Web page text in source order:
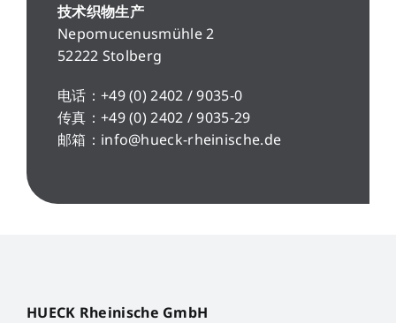
技术织物生产
Nepomucenusmühle 2
52222 Stolberg
电话：+49 (0) 2402 / 9035-0
传真：+49 (0) 2402 / 9035-29
邮箱：info@hueck-rheinische.de
HUECK Rheinische GmbH